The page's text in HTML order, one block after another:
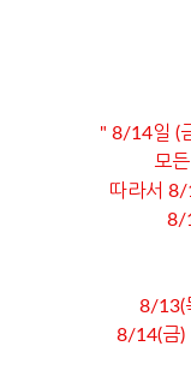
" 8/14일 (
모
따라서 8/
8/
8/13(
8/14(금)